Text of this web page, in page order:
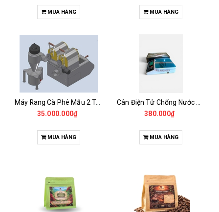
MUA HÀNG MUA HÀNG
Máy Rang Cà Phê Mẫu 2 Trống Rang (500+500gr)
35.000.000₫
MUA HÀNG
380.000₫
MUA HÀNG